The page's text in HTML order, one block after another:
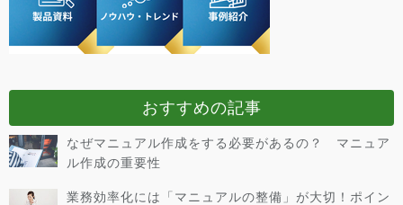
おすすめの記事
なぜマニュアル作成をする必要があるの？ マニュア
ル作成の重要性
業務効率化には「マニュアルの整備」が大切！ポイン